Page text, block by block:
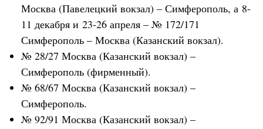
Москва (Павелецкий вокзал) – Симферополь, а 8-
11 декабря и 23-26 апреля – № 172/171
Симферополь – Москва (Казанский вокзал).
№ 28/27 Москва (Казанский вокзал) –
Симферополь (фирменный).
№ 68/67 Москва (Казанский вокзал) –
Симферополь.
№ 92/91 Москва (Казанский вокзал) –